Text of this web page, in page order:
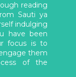
reading
Sauti ya
indulging
have been
focus is to
them
of the